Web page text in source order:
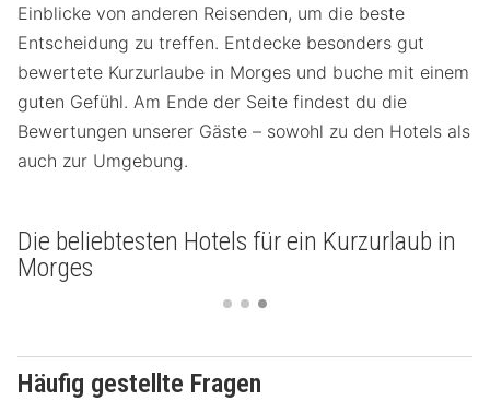
Einblicke von anderen Reisenden, um die beste
Entscheidung zu treffen. Entdecke besonders gut
bewertete Kurzurlaube in Morges und buche mit einem
guten Gefühl. Am Ende der Seite findest du die
Bewertungen unserer Gäste – sowohl zu den Hotels als
auch zur Umgebung.
Die beliebtesten Hotels für ein Kurzurlaub in
Morges
Häufig gestellte Fragen